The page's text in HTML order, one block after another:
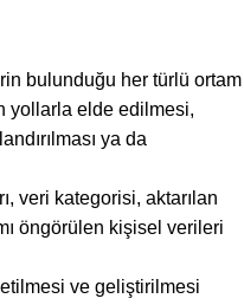
bulunduğu her türlü ortam
yollarla elde edilmesi,
ya da
veri kategorisi, aktarılan
öngörülen kişisel verileri
ve geliştirilmesi